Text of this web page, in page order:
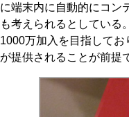
に端末内に自動的にコン
も考えられるとしている
1000万加入を目指して
が提供されることが前提